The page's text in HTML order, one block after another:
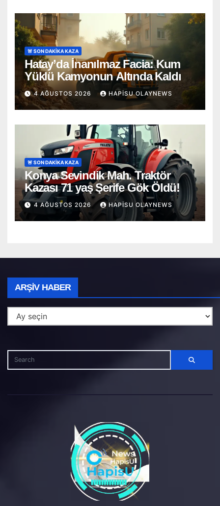
🚨 SON DAKİKA KAZA
Hatay’da İnanılmaz Facia: Kum
Yüklü Kamyonun Altında Kaldı
4 AĞUSTOS 2026 HAPISU OLAYNEWS
🚨 SON DAKİKA KAZA
Konya Sevindik Mah. Traktör
Kazası 71 yaş Şerife Gök Öldü!
4 AĞUSTOS 2026 HAPISU OLAYNEWS
ARŞIV HABER
Haber